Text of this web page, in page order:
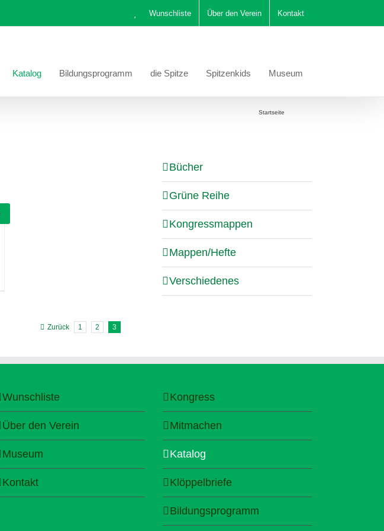
Wunschliste Über den Verein Kontakt
Katalog Bildungsprogramm die Spitze Spitzenkids Museum
Startseite
Zurück 1 2 3
Bücher
Grüne Reihe
Kongressmappen
Mappen/Hefte
Verschiedenes
Wunschliste
Über den Verein
Museum
Kontakt
Kongress
Mitmachen
Katalog
Klöppelbriefe
Bildungsprogramm